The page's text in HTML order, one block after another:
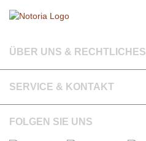
ÜBER UNS & RECHTLICHES
SERVICE & KONTAKT
FOLGEN SIE UNS